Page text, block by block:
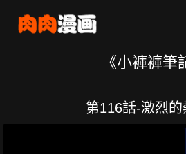
《小褲褲筆
第116話-激烈的